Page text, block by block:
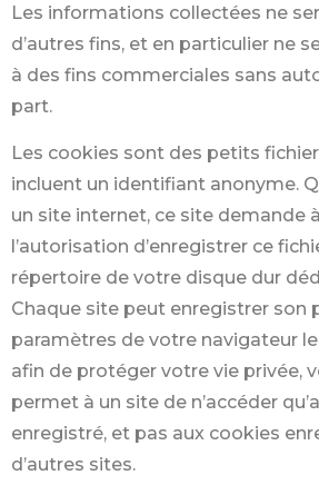
Les informations collectées ne
d’autres fins, et en particulier ne
à des fins commerciales sans
part.
Les cookies sont des petits
incluent un identifiant anonyme.
un site internet, ce site demande
l’autorisation d’enregistrer ce
répertoire de votre disque dur
Chaque site peut enregistrer son
paramètres de votre navigateur
afin de protéger votre vie privée,
permet à un site de n’accéder
enregistré, et pas aux cookies
d’autres sites.